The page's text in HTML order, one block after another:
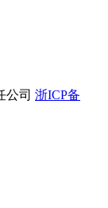
公司 浙ICP备